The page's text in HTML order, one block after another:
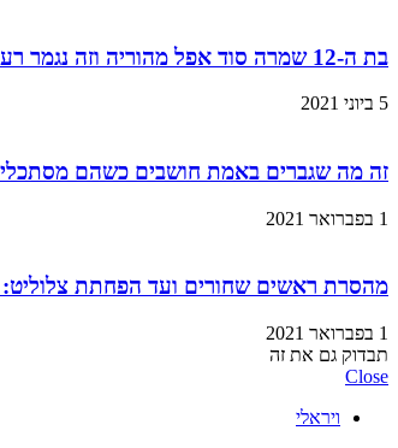
בת ה-12 שמרה סוד אפל מהוריה וזה נגמר רע מאוד
5 ביוני 2021
זה מה שגברים באמת חושבים כשהם
1 בפברואר 2021
מהסרת ראשים שחורים ועד הפחתת צלוליט: 9 מתכונים ביתיים למוצרי קוסמטיקה שתוכלו בזול ובמהירות!
1 בפברואר 2021
תבדוק גם את זה
Close
ויראלי